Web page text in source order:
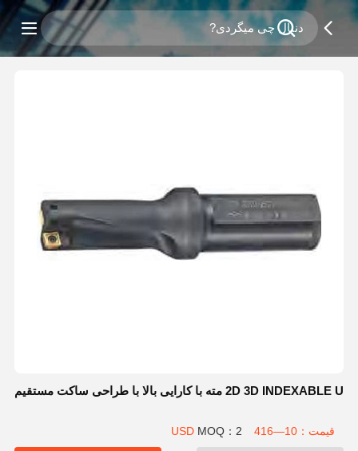
2D 3D INDEXABLE U مته با کارایی بالا با طراحی ساکت مستقیم
قیمت：10—416 USD MOQ：2